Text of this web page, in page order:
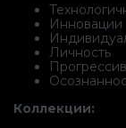
Инновации
Личность
Коллекции: